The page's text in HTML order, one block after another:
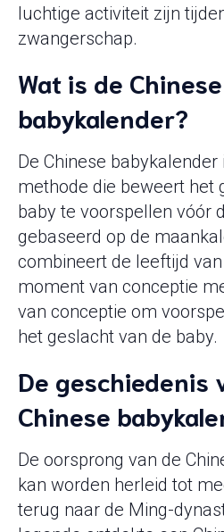
luchtige activiteit zijn
zwangerschap.
Wat is de Chinese
babykalender?
De Chinese
methode die beweert het
baby te voorspellen vóór
gebaseerd op de
combineert de leeftijd
moment van conceptie
van conceptie om
het geslacht van de baby.
De geschiedenis
Chinese
De oorsprong van de
kan worden herleid tot
terug naar de Ming-